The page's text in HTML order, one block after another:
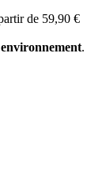
de 59,90 €
.